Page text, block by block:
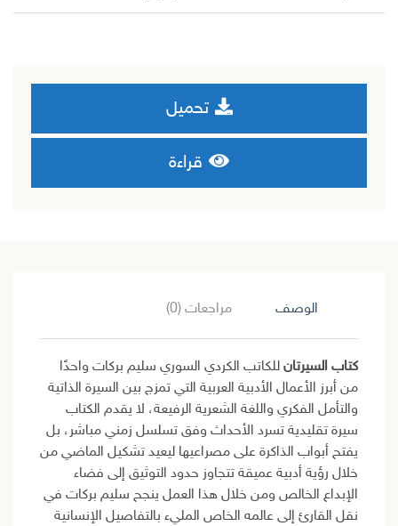
تحميل
قراءة
الوصف مراجعات (0)
كتاب السيرتان للكاتب الكردي السوري سليم بركات واحدًا
من أبرز الأعمال الأدبية العربية التي تمزج بين السيرة الذاتية
والتأمل الفكري واللغة الشعرية الرفيعة، لا يقدم الكتاب
سيرة تقليدية تسرد الأحداث وفق تسلسل زمني مباشر، بل
يفتح أبواب الذاكرة على مصراعيها ليعيد تشكيل الماضي من
خلال رؤية أدبية عميقة تتجاوز حدود التوثيق إلى فضاء
الإبداع الخالص ومن خلال هذا العمل ينجح سليم بركات في
نقل القارئ إلى عالمه الخاص المليء بالتفاصيل الإنسانية